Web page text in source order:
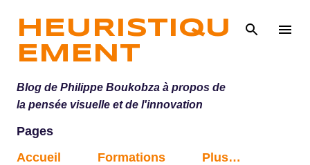
Accéder au contenu principal
HEURISTIQU
EMENT
Blog de Philippe Boukobza à propos de
la pensée visuelle et de l'innovation
Pages
Accueil
Formations Plus…